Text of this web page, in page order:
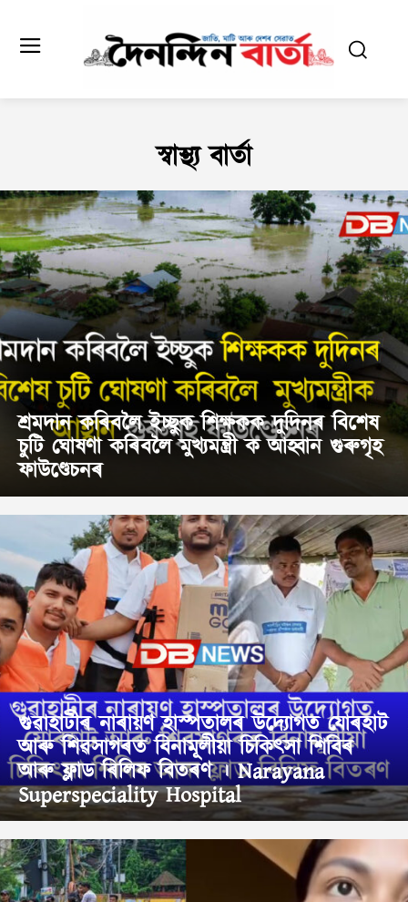
স্বাস্থ্য বাৰ্তা
শ্ৰমদান কৰিবলৈ ইচ্ছুক শিক্ষকক দুদিনৰ বিশেষ
চুটি ঘোষণা কৰিবলৈ মুখ্যমন্ত্ৰী ক আহ্বান গুৰুগৃহ
ফাউণ্ডেচনৰ
গুৱাহাটীৰ নাৰায়ণ হাস্পতালৰ উদ্যোগত যোৰহাট
আৰু শিৱসাগৰত বিনামূলীয়া চিকিৎসা শিবিৰ
আৰু ফ্লাড ৰিলিফ বিতৰণ । Narayana
Superspeciality Hospital